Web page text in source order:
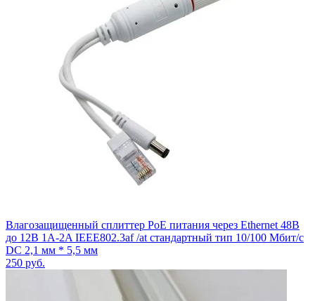
Влагозащищенный сплиттер PoE питания через Ethernet 48В
до 12В 1A-2A IEEE802.3af /at стандартный тип 10/100 Мбит/с
DC 2,1 мм * 5,5 мм
250 руб.